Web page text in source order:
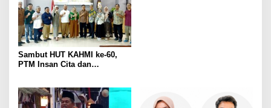
Sambut HUT KAHMI ke-60,
PTM Insan Cita dan
Meja